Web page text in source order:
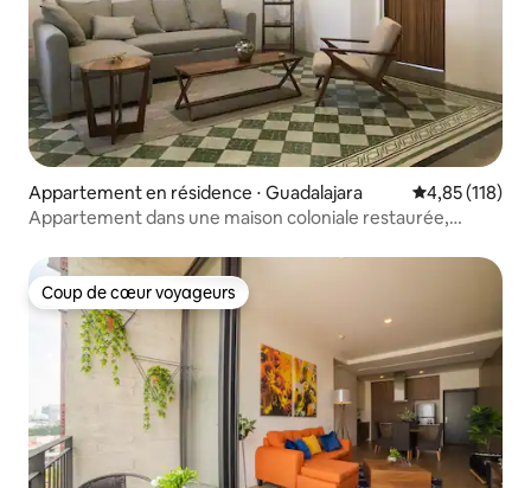
Appartement en résidence ⋅ Guadalajara Évaluation
4,85 (118)
Appartement dans une maison coloniale restaurée,
Coup de cœur voyageurs
Coup de cœur voyageurs